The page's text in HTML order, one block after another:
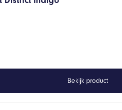
Bekijk product